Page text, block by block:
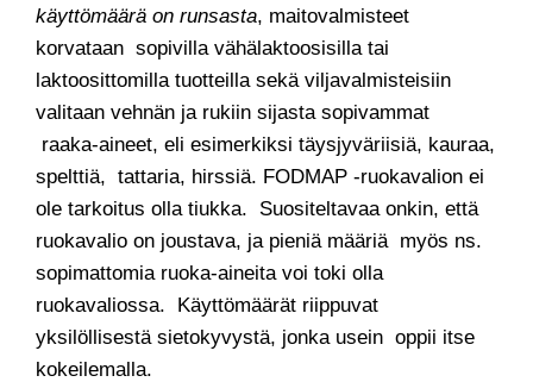
käyttömäärä on runsasta, maitovalmisteet
korvataan sopivilla vähälaktoosisilla tai
laktoosittomilla tuotteilla sekä viljavalmisteisiin
valitaan vehnän ja rukiin sijasta sopivammat
raaka-aineet, eli esimerkiksi täysjyväriisiä, kauraa,
spelttiä, tattaria, hirssiä. FODMAP -ruokavalion ei
ole tarkoitus olla tiukka. Suositeltavaa onkin, että
ruokavalio on joustava, ja pieniä määriä myös ns.
sopimattomia ruoka-aineita voi toki olla
ruokavaliossa. Käyttömäärät riippuvat
yksilöllisestä sietokyvystä, jonka usein oppii itse
kokeilemalla.